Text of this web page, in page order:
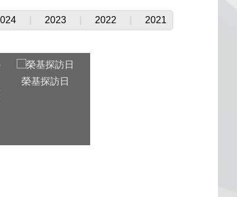
2023 2022 2021
榮基探訪日